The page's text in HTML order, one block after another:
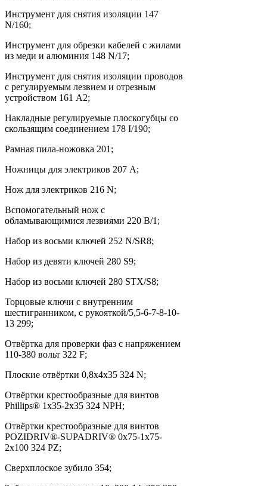
Инструмент для снятия изоляции 147
N/160;
Инструмент для обрезки кабелей с жилами
из меди и алюминия 148 N/17;
Инструмент для снятия изоляции проводов
с регулируемым лезвием и отрезным
устройством 161 A2;
Накладные регулируемые плоскогубцы со
скользящим соединением 178 I/190;
Рамная пила-ножовка 201;
Ножницы для электриков 207 A;
Нож для электриков 216 N;
Вспомогательный нож с
обламывающимися лезвиями 220 B/1;
Набор из восьми ключей 252 N/SR8;
Набор из девяти ключей 280 S9;
Набор из восьми ключей 280 STX/S8;
Торцовые ключи с внутренним
шестигранником, с рукояткой/5,5-6-7-8-10-
13 299;
Отвёртка для проверки фаз с напряжением
110-380 вольт 322 F;
Плоские отвёртки 0,8x4x35 324 N;
Отвёртки крестообразные для винтов
Phillips® 1x35-2x35 324 NPH;
Отвёртки крестообразные для винтов
POZIDRIV®-SUPADRIV® 0x75-1x75-
2x100 324 PZ;
Сверхплоское зубило 354;